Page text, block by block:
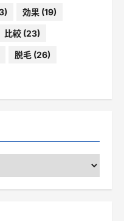
効果(19)
比較(23)
脱毛(26)